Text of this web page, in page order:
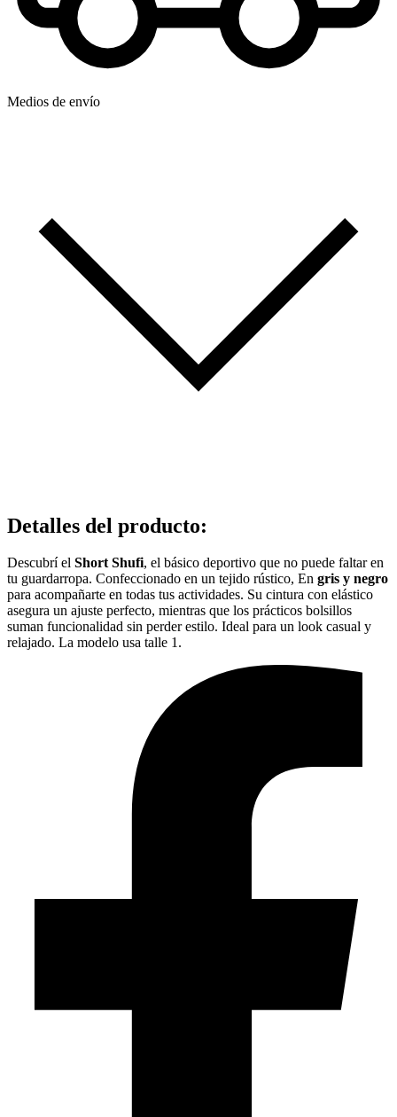
Medios de envío
Detalles del producto:
Descubrí el Short Shufi, el básico deportivo que no puede faltar en
tu guardarropa. Confeccionado en un tejido rústico, En gris y negro
para acompañarte en todas tus actividades. Su cintura con elástico
asegura un ajuste perfecto, mientras que los prácticos bolsillos
suman funcionalidad sin perder estilo. Ideal para un look casual y
relajado. La modelo usa talle 1.